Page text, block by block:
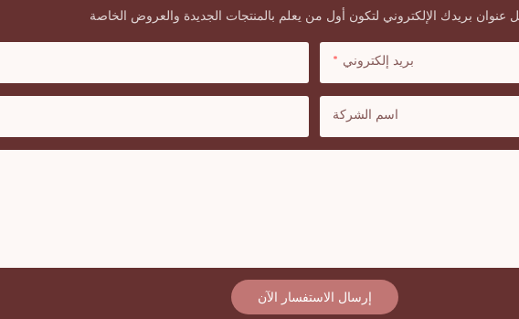
بريد إلكتروني
اسم الشركة
إرسال الاستفسار الآن